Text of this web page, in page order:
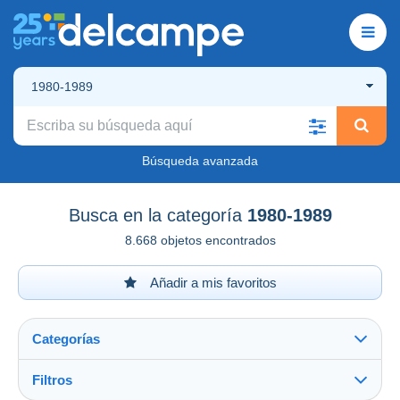
1980-1989
Búsqueda avanzada
Busca en la categoría 1980-1989
8.668 objetos encontrados
Añadir a mis favoritos
Categorías
Filtros